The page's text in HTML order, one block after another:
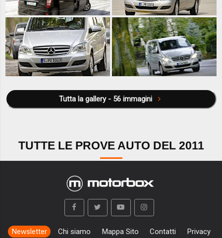
Tutta la gallery - 56 immagini
TUTTE LE PROVE AUTO DEL 2011
Newsletter Chi siamo Mappa Sito Contatti Privacy